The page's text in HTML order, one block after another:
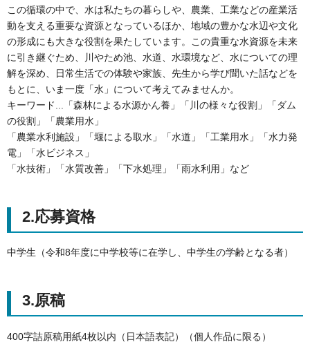
この循環の中で、水は私たちの暮らしや、農業、工業などの産業活
動を支える重要な資源となっているほか、地域の豊かな水辺や文化
の形成にも大きな役割を果たしています。この貴重な水資源を未来
に引き継ぐため、川やため池、水道、水環境など、水についての理
解を深め、日常生活での体験や家族、先生から学び聞いた話などを
もとに、いま一度「水」について考えてみませんか。
キーワード...「森林による水源かん養」「川の様々な役割」「ダム
の役割」「農業用水」
「農業水利施設」「堰による取水」「水道」「工業用水」「水力発
電」「水ビジネス」
「水技術」「水質改善」「下水処理」「雨水利用」など
2.応募資格
中学生（令和8年度に中学校等に在学し、中学生の学齢となる者）
3.原稿
400字詰原稿用紙4枚以内（日本語表記）（個人作品に限る）